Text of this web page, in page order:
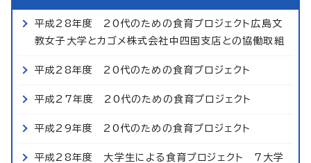
平成28年度 20代のための食育プロジェクト広島文
教女子大学とカゴメ株式会社中四国支店との協働取組
平成28年度 20代のための食育プロジェクト
平成27年度 20代のための食育プロジェクト
平成29年度 20代のための食育プロジェクト
平成28年度 大学生による食育プロジェクト 7大学